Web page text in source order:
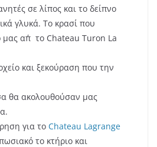
σε λίπος και το δείπνο
γλυκά. Το κρασί που
απ΄το Chateau Turon La
και ξεκούραση που την
θα ακολουθούσαν μας
για το Chateau Lagrange
το κτήριο και